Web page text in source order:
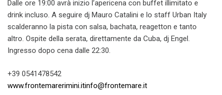
Dalle ore 19:00 avrà inizio l’apericena con buffet illimitato e
drink incluso. A seguire dj Mauro Catalini e lo staff Urban Italy
scalderanno la pista con salsa, bachata, reagetton e tanto
altro. Ospite della serata, direttamente da Cuba, dj Engel.
Ingresso dopo cena dalle 22:30.
+39 0541478542
www.frontemarerimini.itinfo@frontemare.it